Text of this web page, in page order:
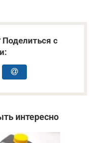
Поделиться с
интересно